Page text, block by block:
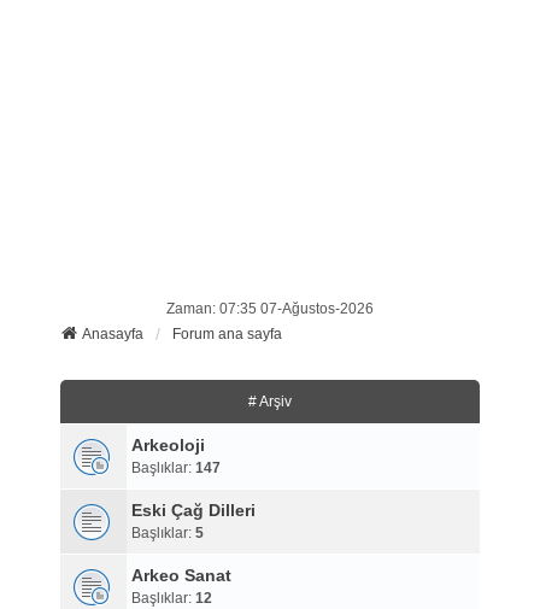
Zaman: 07:35 07-Ağustos-2026
Anasayfa
Forum ana sayfa
# Arşiv
Arkeoloji
Başlıklar: 147
Eski Çağ Dilleri
Başlıklar: 5
Arkeo Sanat
Başlıklar: 12